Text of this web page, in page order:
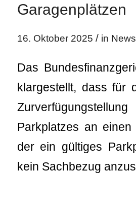
Garagenplätzen
16. Oktober 2025 / in News
Das
klargestellt, dass für
Parkplatzes an einen
der ein gültiges
kein Sachbezug